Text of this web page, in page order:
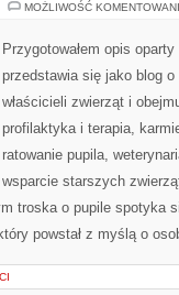
MOŻLIWOŚĆ
Przygotowałem opis
przedstawia się jako blog
właścicieli zwierząt i
profilaktyka i terapia,
ratowanie pupila,
wsparcie starszych
troska o pupile spotyka
powstał z myślą o